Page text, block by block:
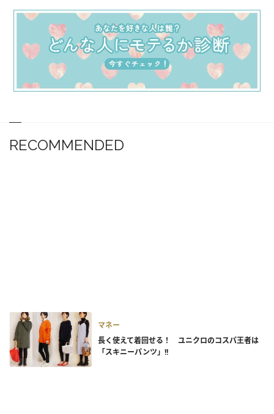
RECOMMENDED
マネー
長く使えて着回せる！ ユニクロのコスパ王者は
「スキニーパンツ」!!